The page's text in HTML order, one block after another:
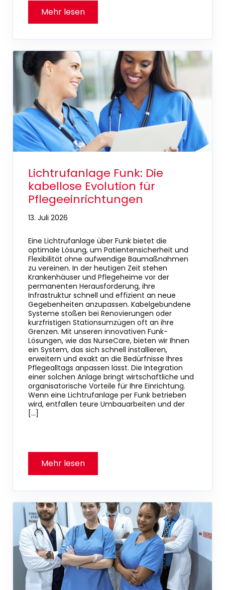
Lichtrufanlage Funk: Die
kabellose Evolution für
Pflegeeinrichtungen
13. Juli 2026
Eine Lichtrufanlage über Funk bietet die
optimale Lösung, um Patientensicherheit und
Flexibilität ohne aufwendige Baumaßnahmen
zu vereinen. In der heutigen Zeit stehen
Krankenhäuser und Pflegeheime vor der
permanenten Herausforderung, ihre
Infrastruktur schnell und effizient an neue
Gegebenheiten anzupassen. Kabelgebundene
Systeme stoßen bei Renovierungen oder
kurzfristigen Stationsumzügen oft an ihre
Grenzen. Mit unseren innovativen Funk-
Lösungen, wie das NurseCare, bieten wir Ihnen
ein System, das sich schnell installieren,
erweitern und exakt an die Bedürfnisse Ihres
Pflegealltags anpassen lässt. Die Integration
einer solchen Anlage bringt wirtschaftliche und
organisatorische Vorteile für Ihre Einrichtung.
Wenn eine Lichtrufanlage per Funk betrieben
wird, entfallen teure Umbauarbeiten und der
[…]